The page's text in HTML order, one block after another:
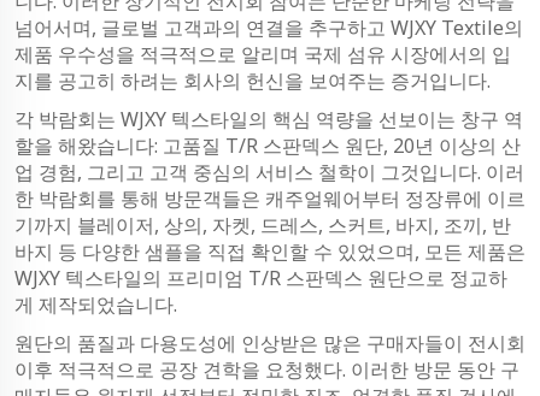
넘어서며, 글로벌 고객과의 연결을 추구하고 WJXY Textile의
제품 우수성을 적극적으로 알리며 국제 섬유 시장에서의 입
지를 공고히 하려는 회사의 헌신을 보여주는 증거입니다.
각 박람회는 WJXY 텍스타일의 핵심 역량을 선보이는 창구 역
할을 해왔습니다: 고품질 T/R 스판덱스 원단, 20년 이상의 산
업 경험, 그리고 고객 중심의 서비스 철학이 그것입니다. 이러
한 박람회를 통해 방문객들은 캐주얼웨어부터 정장류에 이르
기까지 블레이저, 상의, 자켓, 드레스, 스커트, 바지, 조끼, 반
바지 등 다양한 샘플을 직접 확인할 수 있었으며, 모든 제품은
WJXY 텍스타일의 프리미엄 T/R 스판덱스 원단으로 정교하
게 제작되었습니다.
원단의 품질과 다용도성에 인상받은 많은 구매자들이 전시회
이후 적극적으로 공장 견학을 요청했다. 이러한 방문 동안 구